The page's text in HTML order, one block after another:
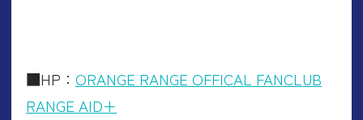
■HP：ORANGE RANGE OFFICAL FANCLUB
RANGE AID+